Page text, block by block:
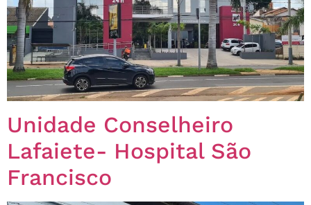
Unidade Conselheiro
Lafaiete- Hospital São
Francisco